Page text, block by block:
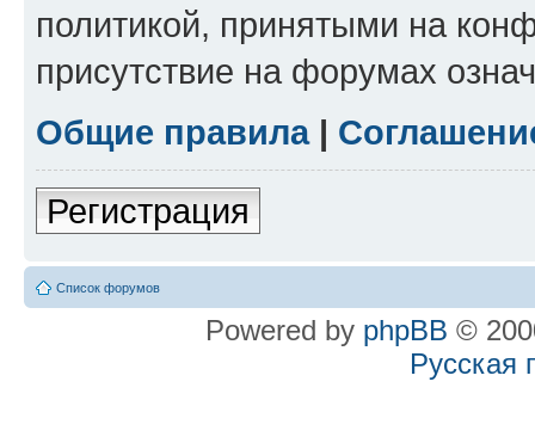
политикой, принятыми на
присутствие на форумах
Общие правила|
Регистрация
Список форумов
Powered by phpBB ©
Русская